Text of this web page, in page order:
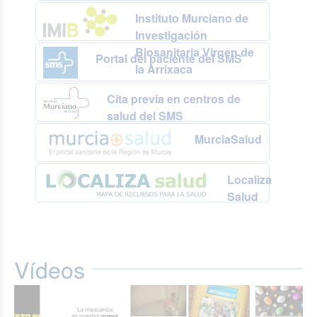
Instituto Murciano de
Investigación
Biosanitaria Virgen de
la Arrixaca
Portal del paciente del SMS
Cita previa en centros de
salud del SMS
MurciaSalud
Localiza
Salud
Vídeos